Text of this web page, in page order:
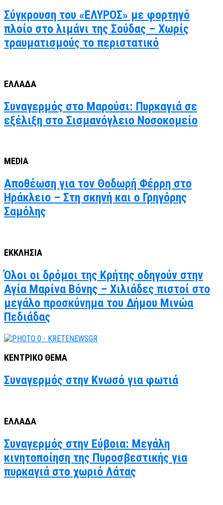
Σύγκρουση του «ΕΛΥΡΟΣ» με φορτηγό
πλοίο στο λιμάνι της Σούδας – Χωρίς
τραυματισμούς το περιστατικό
ΕΛΛΑΔΑ
Συναγερμός στο Μαρούσι: Πυρκαγιά σε
εξέλιξη στο Σισμανόγλειο Νοσοκομείο
MEDIA
Αποθέωση για τον Θοδωρή Φέρρη στο
Ηράκλειο – Στη σκηνή και ο Γρηγόρης
Σαμόλης
ΕΚΚΛΗΣΙΑ
Όλοι οι δρόμοι της Κρήτης οδηγούν στην
Αγία Μαρίνα Βόνης – Χιλιάδες πιστοί στο
μεγάλο προσκύνημα του Δήμου Μινώα
Πεδιάδας
ΚΕΝΤΡΙΚΟ ΘΕΜΑ
Συναγερμός στην Κνωσό για φωτιά
ΕΛΛΑΔΑ
Συναγερμός στην Εύβοια: Μεγάλη
κινητοποίηση της Πυροσβεστικής για
πυρκαγιά στο χωριό Λάτας